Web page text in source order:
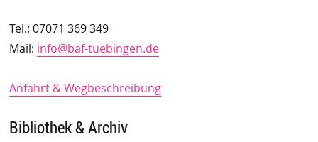
Tel.: 07071 369 349
Mail: info@baf-tuebingen.de
Anfahrt & Wegbeschreibung
Bibliothek & Archiv